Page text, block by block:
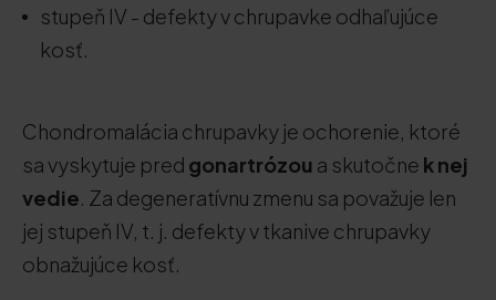
stupeň IV - defekty v chrupavke odhaľujúce
kosť.
Chondromalácia chrupavky je ochorenie, ktoré
sa vyskytuje pred gonartrózou a skutočne k nej
vedie. Za degeneratívnu zmenu sa považuje len
jej stupeň IV, t. j. defekty v tkanive chrupavky
obnažujúce kosť.